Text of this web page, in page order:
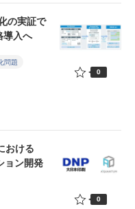
の実証で
入へ
問題
0
おける
ョン開発
0